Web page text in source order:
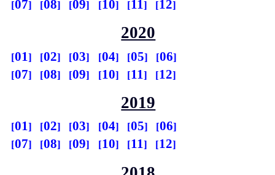
07 08 09 10 11 12
2020
01 02 03 04 05
06
07
08 09 10 11 12
2019
01 02 03 04 05
06
07
08 09 10 11 12